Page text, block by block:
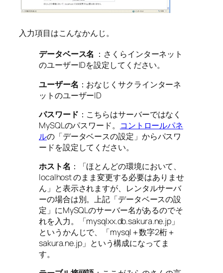
入力項目はこんなかんじ。
データベース名 ：さくらインターネット
のユーザーIDを設定してください。
ユーザー名 ：おなじくサクラインターネ
ットのユーザーID
パスワード ：こちらはサーバーではなく
MySQLのパスワード。 コントロールパネ
ルの「データベースの設定」からパスワ
ードを設定してください。
ホスト名 ：「ほとんどの環境において、
localhost のまま変更する必要はありませ
ん」と表示されますが、レンタルサーバ
ーの場合は別。上記「データベースの設
定」にMySQLのサーバー名があるのでそ
れを入力。「mysqlxx.db.sakura.ne.jp」
というかんじで、「mysql＋数字2桁＋
sakura.ne.jp」という構成になってま
す。